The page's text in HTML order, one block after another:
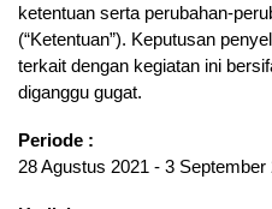
ketentuan serta perubahan-
(“Ketentuan”). Keputusan
terkait dengan kegiatan ini
diganggu gugat.
Periode :
28 Agustus 2021 - 3 September